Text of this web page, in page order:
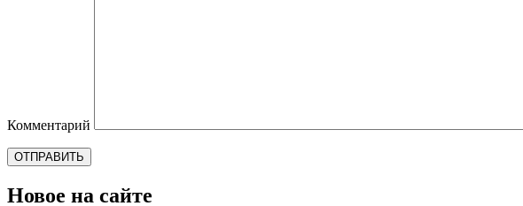
Комментарий
Новое на сайте